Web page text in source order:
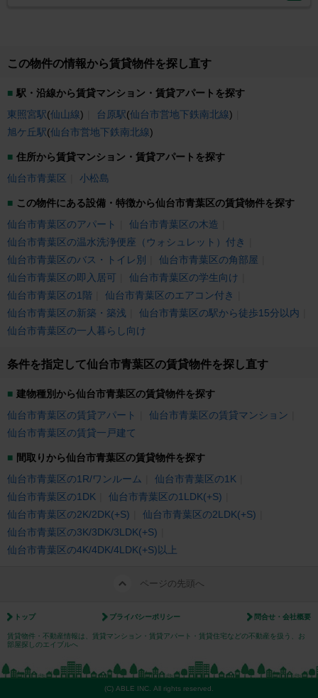
この物件の情報から賃貸物件を探し直す
駅・沿線から賃貸マンション・賃貸アパートを探す
東照宮駅(仙山線) 台原駅(仙台市営地下鉄南北線)
旭ケ丘駅(仙台市営地下鉄南北線)
住所から賃貸マンション・賃貸アパートを探す
仙台市青葉区
小松島
この物件にある設備・特徴から仙台市青葉区の賃貸物件を探す
仙台市青葉区のアパート
仙台市青葉区の木造
仙台市青葉区の温水洗浄便座（ウォシュレット）付き
仙台市青葉区のバス・トイレ別
仙台市青葉区の角部屋
仙台市青葉区の即入居可
仙台市青葉区の学生向け
仙台市青葉区の1階
仙台市青葉区のエアコン付き
仙台市青葉区の新築・築浅
仙台市青葉区の駅から徒歩15分以内
仙台市青葉区の一人暮らし向け
条件を指定して仙台市青葉区の賃貸物件を探し直す
建物種別から仙台市青葉区の賃貸物件を探す
仙台市青葉区の賃貸アパート
仙台市青葉区の賃貸マンション
仙台市青葉区の賃貸一戸建て
間取りから仙台市青葉区の賃貸物件を探す
仙台市青葉区の1R/ワンルーム
仙台市青葉区の1K
仙台市青葉区の1DK
仙台市青葉区の1LDK(+S)
仙台市青葉区の2K/2DK(+S)
仙台市青葉区の2LDK(+S)
仙台市青葉区の3K/3DK/3LDK(+S)
仙台市青葉区の4K/4DK/4LDK(+S)以上
ページの先頭へ
トップ プライバシーポリシー 問合せ・会社概要
賃貸物件・不動産情報は、賃貸マンション・賃貸アパート・賃貸住宅などの不動産を扱う、お
部屋探しのエイブルへ
(C) ABLE INC. All rights reserved.